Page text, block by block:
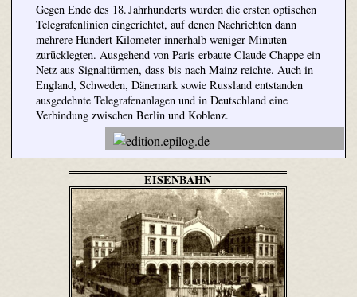
Gegen Ende des 18. Jahrhunderts wurden die ersten optischen
Telegrafenlinien eingerichtet, auf denen Nachrichten dann
mehrere Hundert Kilometer innerhalb weniger Minuten
zurücklegten. Ausgehend von Paris erbaute Claude Chappe ein
Netz aus Signaltürmen, dass bis nach Mainz reichte. Auch in
England, Schweden, Dänemark sowie Russland entstanden
ausgedehnte Telegrafenanlagen und in Deutschland eine
Verbindung zwischen Berlin und Koblenz.
EISENBAHN